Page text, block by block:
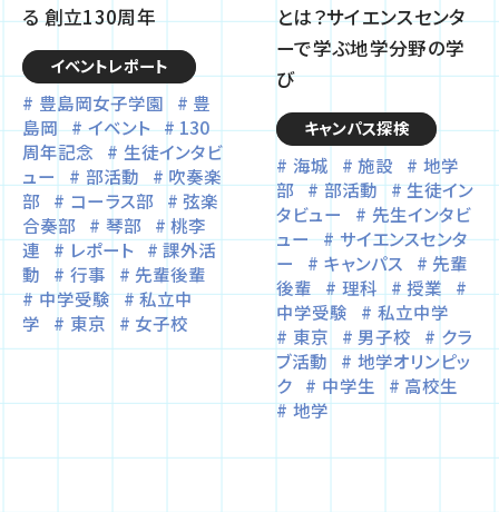
る 創立130周年
イベントレポート
豊島岡女子学園
豊
島岡
イベント
130
周年記念
生徒インタビ
ュー
部活動
吹奏楽
部
コーラス部
弦楽
合奏部
琴部
桃李
連
レポート
課外活
動
行事
先輩後輩
中学受験
私立中
学
東京 女子校
とは？サイエンスセンタ
ーで学ぶ地学分野の学
び
キャンパス探検
海城 施設
地学
部
部活動
生徒イン
タビュー
先生インタビ
ュー
サイエンスセンタ
ー
キャンパス
先輩
後輩
理科
授業
中学受験
私立中学
東京
男子校
クラ
ブ活動
地学オリンピッ
ク
中学生
高校生
地学